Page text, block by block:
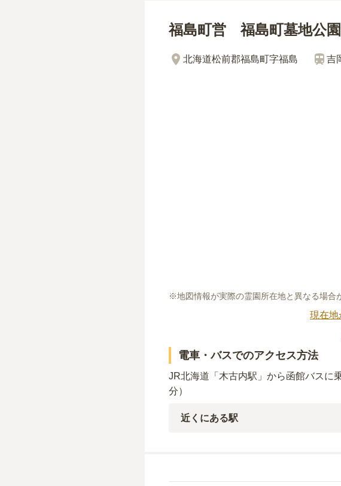
福島町営 福島町墓地公
北海道松前郡福島町字福島 吉
※地図情報が実際の霊園所在地と異なる場合
現在地
電車・バスでのアクセス方法
JR北海道「木古内駅」から函館バスに
分）
近くにある駅